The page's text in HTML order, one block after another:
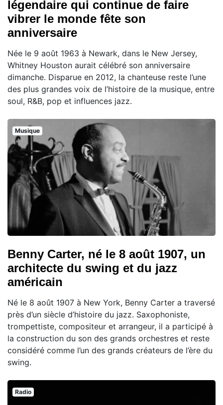
légendaire qui continue de faire
vibrer le monde fête son
anniversaire
Née le 9 août 1963 à Newark, dans le New Jersey,
Whitney Houston aurait célébré son anniversaire
dimanche. Disparue en 2012, la chanteuse reste l’une
des plus grandes voix de l’histoire de la musique, entre
soul, R&B, pop et influences jazz.
Musique
Benny Carter, né le 8 août 1907, un
architecte du swing et du jazz
américain
Né le 8 août 1907 à New York, Benny Carter a traversé
près d’un siècle d’histoire du jazz. Saxophoniste,
trompettiste, compositeur et arrangeur, il a participé à
la construction du son des grands orchestres et reste
considéré comme l’un des grands créateurs de l’ère du
swing.
Radio